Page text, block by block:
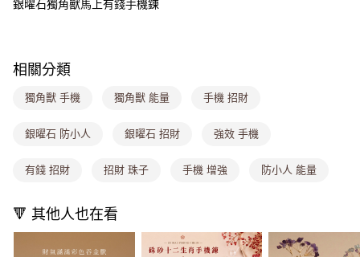
大哥付你分期
2.付款方式選擇「大哥付你分期」，訂單成立後會自動跳轉到大哥付的交易
成交易。
4.訂單成立30分鐘內，如未前往確認交易或遇審核未通過，訂單將自動取
【繳款方式說明】
2.透過簡訊連結打開帳單後，可選擇「超商條碼／台灣大直營門市／銀行轉
帳／街口支付／iPASS MONEY」等通路繳費。
運送方式
每筆NT$80，滿NT$1,000(含以上)免運費
付款後全家取貨
萊爾富取貨付款
每筆NT$8,888，滿NT$8,888(含以上)免運費
銀曜石獨角獸馬上有錢手機鍊
相關分類
獨角獸 手機 獨角獸 能量 手機 招財
銀曜石 防小人 銀曜石 招財 強效 手機
有錢 招財 招財 珠子 手機 增強 防小人 能量
🔻 其他人也在看